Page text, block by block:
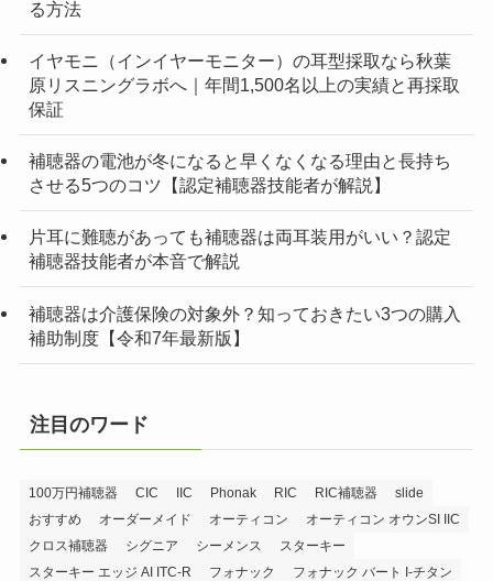
る方法
イヤモニ（インイヤーモニター）の耳型採取なら秋葉
原リスニングラボへ｜年間1,500名以上の実績と再採取
保証
補聴器の電池が冬になると早くなくなる理由と長持ち
させる5つのコツ【認定補聴器技能者が解説】
片耳に難聴があっても補聴器は両耳装用がいい？認定
補聴器技能者が本音で解説
補聴器は介護保険の対象外？知っておきたい3つの購入
補助制度【令和7年最新版】
注目のワード
100万円補聴器 CIC IIC Phonak RIC RIC補聴器
slide
おすすめ
オーダーメイド オーティコン
オーティコン オウンSI IIC
クロス補聴器
シグニア シーメンス
スターキー
スターキー エッジ AI ITC-R
フォナック
フォナック バート I-チタン